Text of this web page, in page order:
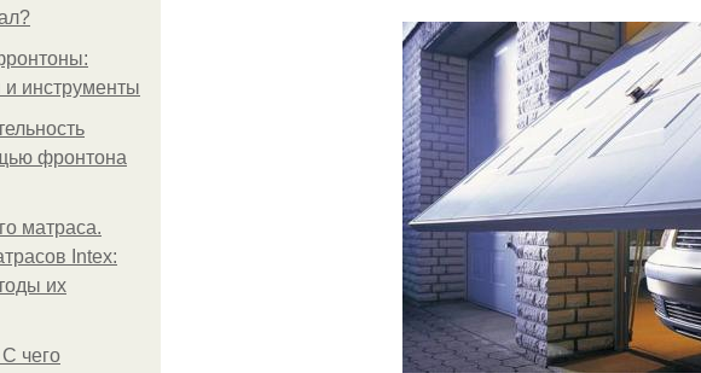
инструменты
фронтона
матраса.
Intex:
их
чего